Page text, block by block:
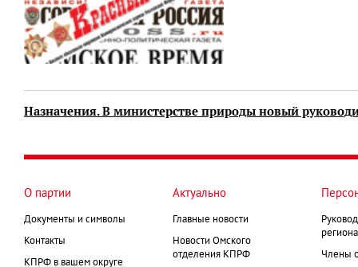
Назначения. В министерстве природы новый
О партии
Документы и символы
Контакты
КПРФ в вашем округе
Актуально
Главные новости
Новости Омского
отделения КПРФ
Члены